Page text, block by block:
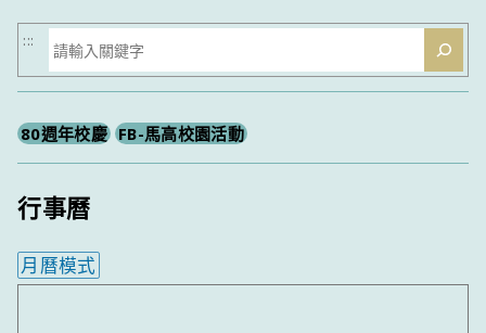
搜
尋
:::
80週年校慶 FB-馬高校園活動
行事曆
月曆模式